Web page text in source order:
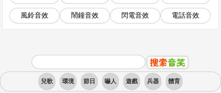
風鈴音效 鬧鐘音效 閃電音效 電話音效
兒歌 環境 節日 嚇人 遊戲 兵器 體育